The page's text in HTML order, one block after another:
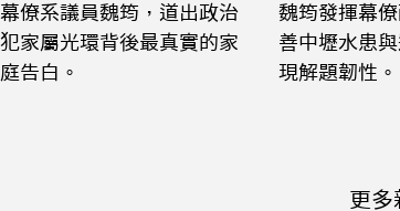
幕僚系議員魏筠，道出政治
犯家屬光環背後最真實的家
庭告白。
魏筠發揮幕
善中壢水患
現解題韌性。
更